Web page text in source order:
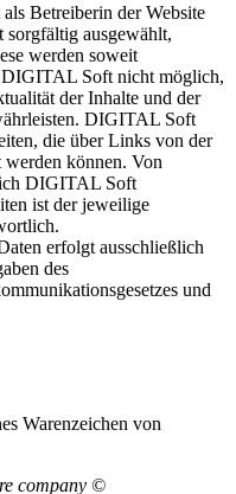
Betreiberin der Website
ausgewählt,
werden soweit
DIGITAL Soft nicht möglich,
der Inhalte und der
DIGITAL Soft
die über Links von der
können. Von
DIGITAL Soft
ist der jeweilige
erfolgt ausschließlich
des
und
Warenzeichen von
company ©